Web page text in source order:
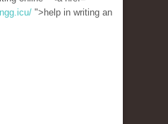
">help in writing an